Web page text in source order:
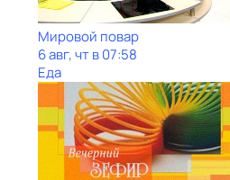
Мировой повар
6 авг, чт в 07:58
Еда